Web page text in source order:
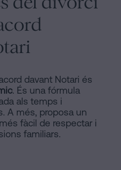
davant Notari és
. És una fórmula
als temps i
A més, proposa un
fàcil de respectar i
familiars.